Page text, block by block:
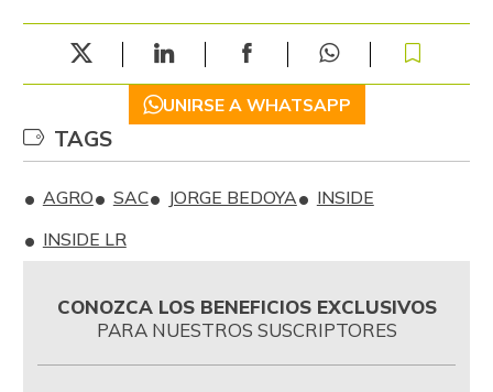
UNIRSE A WHATSAPP
TAGS
AGRO SAC JORGE BEDOYA
INSIDE
INSIDE LR
CONOZCA LOS BENEFICIOS EXCLUSIVOS
PARA NUESTROS SUSCRIPTORES